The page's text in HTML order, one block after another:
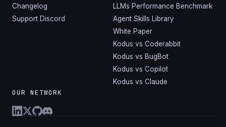
Changelog
Support Discord
LLMs Performance Benchmark
Agent Skills Library
White Paper
Kodus vs Coderabbit
Kodus vs BugBot
Kodus vs Copilot
Kodus vs Claude
OUR NETWORK